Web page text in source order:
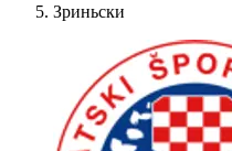
Зриньски